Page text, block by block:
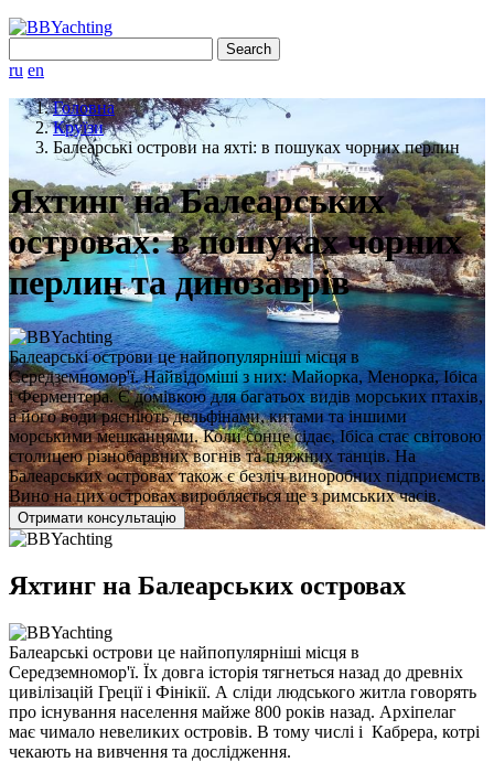
for:
ru en
Головна
Круїзи
Балеарські острови на яхті: в пошуках чорних перлин
Яхтинг на Балеарських
островах: в пошуках чорних
перлин та динозаврів
Балеарські острови це найпопулярніші місця в
Середземномор'ї. Найвідоміші з них: Майорка, Менорка, Ібіса
і Ферментера. Є домівкою для багатьох видів морських птахів,
а його води рясніють дельфінами, китами та іншими
морськими мешканцями. Коли сонце сідає, Ібіса стає світовою
столицею різнобарвних вогнів та пляжних танців. На
Балеарських островах також є безліч виноробних підприємств.
Вино на цих островах виробляється ще з римських часів.
Отримати консультацію
Яхтинг на Балеарських островах
Балеарські острови це найпопулярніші місця в
Середземномор'ї. Їх довга історія тягнеться назад до древніх
цивілізацій Греції і Фінікії. А сліди людського житла говорять
про існування населення майже 800 років назад. Архіпелаг
має чимало невеликих островів. В тому числі і Кабрера, котрі
чекають на вивчення та дослідження.